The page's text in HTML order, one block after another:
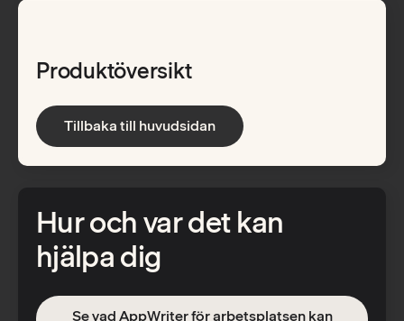
Produktöversikt
Tillbaka till huvudsidan
Hur och var det kan
hjälpa dig
Se vad AppWriter för arbetsplatsen kan